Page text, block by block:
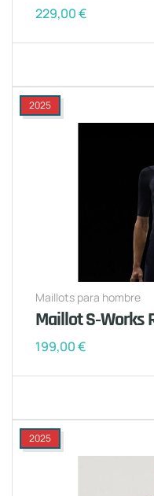
229,00€
2025
Maillots para hombre
Maillot S‑Works
199,00€
2025